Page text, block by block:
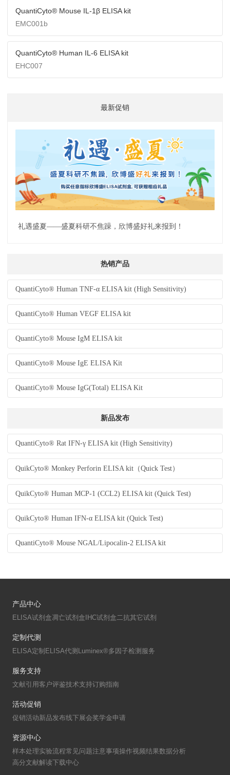
QuantiCyto® Mouse IL-1β ELISA kit
EMC001b
QuantiCyto® Human IL-6 ELISA kit
EHC007
最新促销
礼遇盛夏——盛夏科研不焦躁，欣博盛好礼来报到！
热销产品
QuantiCyto® Human TNF-α ELISA kit (High Sensitivity)
QuantiCyto® Human VEGF ELISA kit
QuantiCyto® Mouse IgM ELISA kit
QuantiCyto® Mouse IgE ELISA Kit
QuantiCyto® Mouse IgG(Total) ELISA Kit
新品发布
QuantiCyto® Rat IFN-γ ELISA kit (High Sensitivity)
QuikCyto® Monkey Perforin ELISA kit（Quick Test）
QuikCyto® Human MCP-1 (CCL2) ELISA kit (Quick Test)
QuikCyto® Human IFN-α ELISA kit (Quick Test)
QuantiCyto® Mouse NGAL/Lipocalin-2 ELISA kit
产品中心
ELISA试剂盒凋亡试剂盒 IHC试剂盒二抗其它试剂
定制代测
ELISA定制 ELISA代测 Luminex®多因子检测服务
服务支持
文献引用客户评鉴技术支持订购指南
活动促销
促销活动新品发布线下展会奖学金申请
资源中心
样本处理实验流程常见问题注意事项操作视频结果数据分析
高分文献解读下载中心